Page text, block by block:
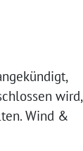
wird,
Wind &